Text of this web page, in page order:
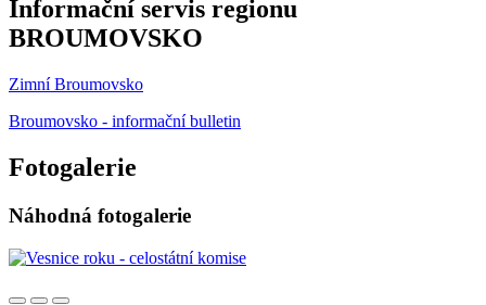
Informační servis regionu
BROUMOVSKO
Zimní Broumovsko
Broumovsko - informační bulletin
Fotogalerie
Náhodná fotogalerie